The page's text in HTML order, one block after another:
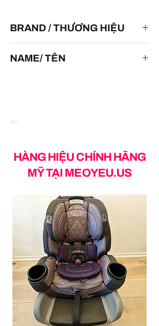
BRAND / THƯƠNG HIỆU
NAME/ TÊN
SEO
HÀNG HIỆU CHÍNH HÃNG
MỸ TẠI MEOYEU.US